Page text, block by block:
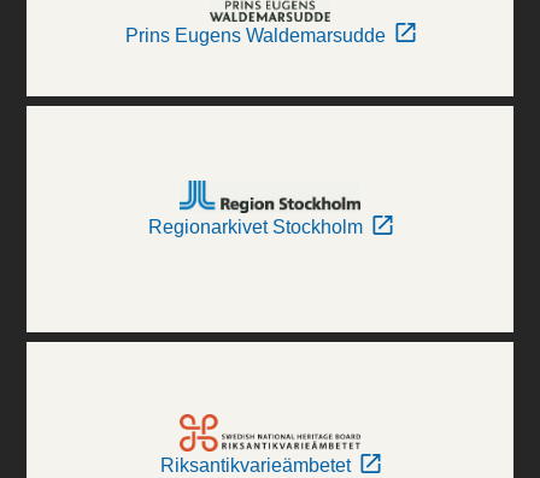
Prins Eugens Waldemarsudde
Regionarkivet Stockholm
Riksantikvarieämbetet